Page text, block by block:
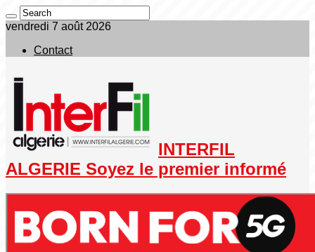
vendredi 7 août 2026
Contact
INTERFIL
ALGERIE Soyez le premier informé